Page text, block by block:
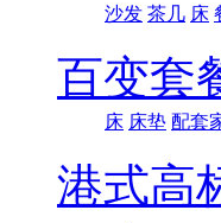
沙发 茶几 床
百变套
床 床垫 配套
港式高